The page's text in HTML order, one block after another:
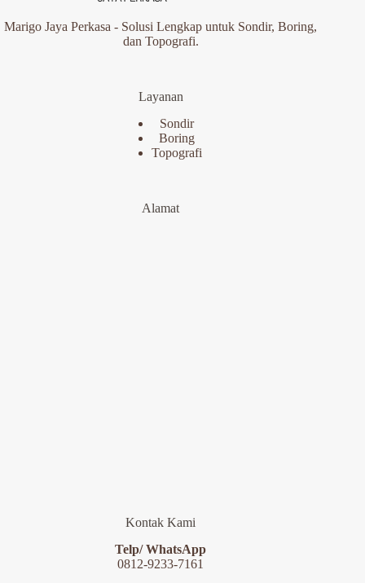
Marigo Jaya Perkasa - Solusi Lengkap untuk Sondir, Boring,
dan Topografi.
Layanan
Sondir
Boring
Topografi
Alamat
Kontak Kami
Telp/ WhatsApp
0812-9233-7161